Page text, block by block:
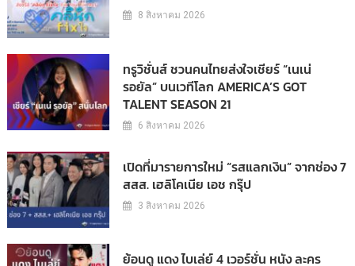
8 สิงหาคม 2026
ทรูวิชั่นส์ ชวนคนไทยส่งใจเชียร์ “เนเน่
รอยัล” บนเวทีโลก AMERICA’S GOT
TALENT SEASON 21
6 สิงหาคม 2026
เปิดที่มารายการใหม่ “รสแลกเงิน” จากช่อง 7
สสส. เฮลิโคเนีย เอช กรุ๊ป
3 สิงหาคม 2026
ย้อนดู แดง ไบเล่ย์ 4 เวอร์ชั่น หนัง ละคร